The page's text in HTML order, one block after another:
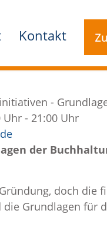
Kontakt
-
Uhr - 21:00 Uhr
der
doch die
Grundlagen für